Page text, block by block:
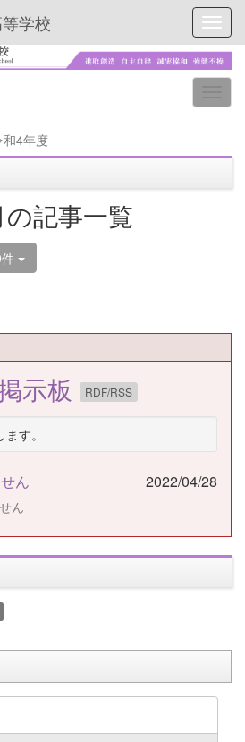
学校
和4年度
記事一覧
示板 RDF/RSS
す。
ん 2022/04/28
ん